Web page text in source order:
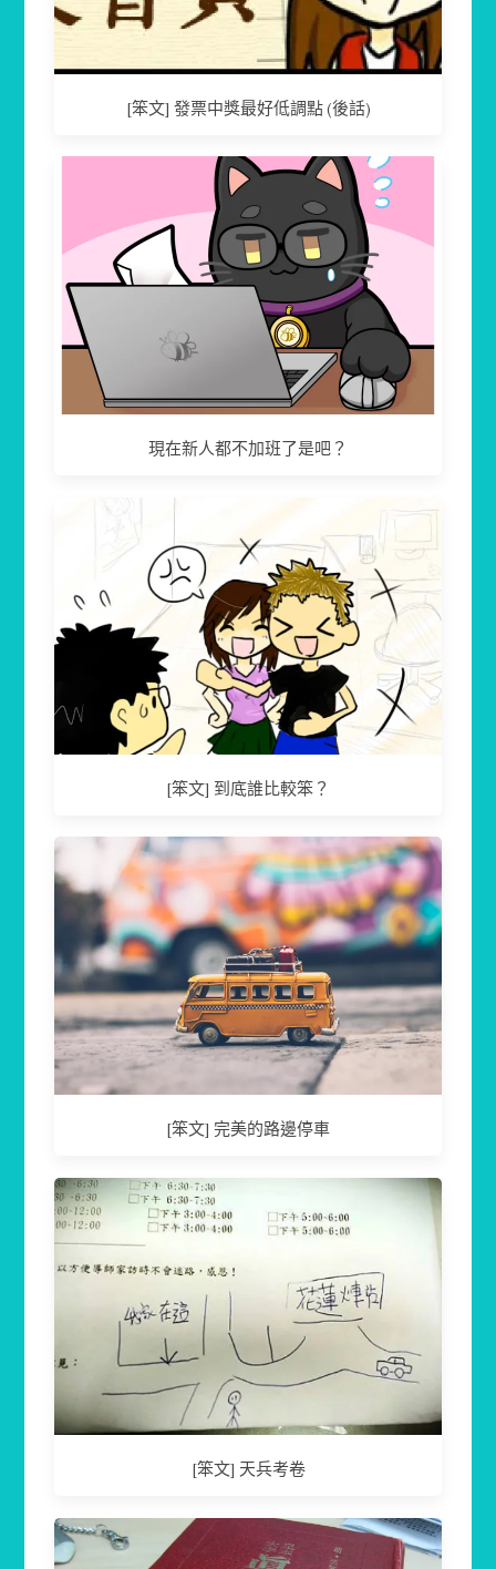
[笨文] 發票中獎最好低調點 (後話)
現在新人都不加班了是吧？
[笨文] 到底誰比較笨？
[笨文] 完美的路邊停車
[笨文] 天兵考卷